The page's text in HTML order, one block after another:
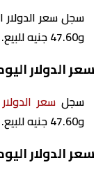
و47.60 جنيه للبيع.
سعر الدولار
سجل سعر الدولار
و47.60 جنيه للبيع.
سعر الدولار